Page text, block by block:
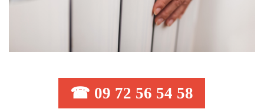
☎ 09 72 56 54 58